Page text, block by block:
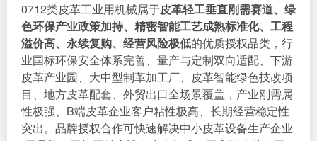
0712类皮革工业用机械属于皮革轻工垂直刚需赛道、绿
色环保产业政策加持、精密智能工艺成熟标准化、工程
溢价高、永续复购、经营风险极低的优质授权品类，行
业国标环保安全体系完善、量产与定制双向适配、下游
皮革产业园、大中型制革加工厂、皮革智能绿色技改项
目、地方皮革配套、外贸出口全场景覆盖，产业刚需属
性极强、B端皮革企业客户粘性极高、长期经营稳定性
突出。品牌授权合作可快速解决中小皮革设备生产企业